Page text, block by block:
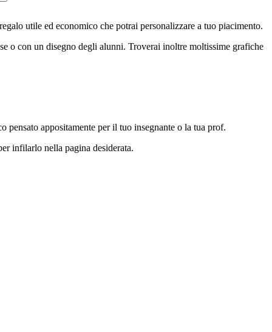
utile ed economico che potrai personalizzare a tuo piacimento.
o con un disegno degli alunni. Troverai inoltre moltissime grafiche
pensato appositamente per il tuo insegnante o la tua prof.
infilarlo nella pagina desiderata.